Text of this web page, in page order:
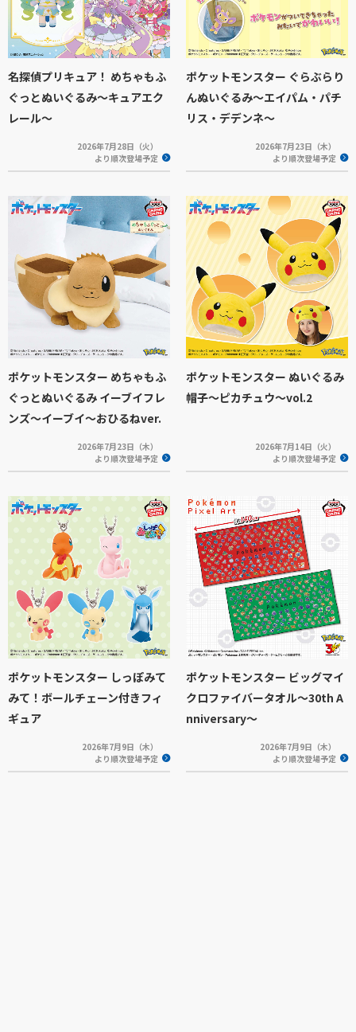
名探偵プリキュア！ めちゃもふ
ぐっとぬいぐるみ～キュアエク
レール～
2026年7月28日（火）
より順次登場予定
ポケットモンスター ぐらぶらり
んぬいぐるみ～エイパム・パチ
リス・デデンネ～
2026年7月23日（木）
より順次登場予定
ポケットモンスター めちゃもふ
ぐっとぬいぐるみ イーブイフレ
ンズ～イーブイ～おひるねver.
2026年7月23日（木）
より順次登場予定
ポケットモンスター ぬいぐるみ
帽子～ピカチュウ～vol.2
2026年7月14日（火）
より順次登場予定
ポケットモンスター しっぽみて
みて！ボールチェーン付きフィ
ギュア
2026年7月9日（木）
より順次登場予定
ポケットモンスター ビッグマイ
クロファイバータオル～30th A
nniversary～
2026年7月9日（木）
より順次登場予定